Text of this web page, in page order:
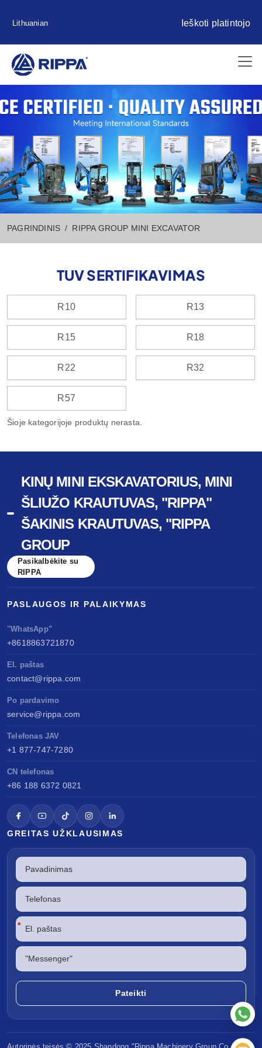
Lithuanian Ieškoti platintojo
PAGRINDINIS RIPPA GROUP MINI EXCAVATOR
TUV SERTIFIKAVIMAS
R10 R13
R15 R18
R22 R32
R57
Šioje kategorijoje produktų nerasta.
KINŲ MINI EKSKAVATORIUS, MINI
ŠLIUŽO KRAUTUVAS, "RIPPA"
ŠAKINIS KRAUTUVAS, "RIPPA
GROUP
Pasikalbėkite su
RIPPA
PASLAUGOS IR PALAIKYMAS
"WhatsApp"
+8618863721870
El. paštas
contact@rippa.com
Po pardavimo
service@rippa.com
Telefonas JAV
+1 877-747-7280
CN telefonas
+86 188 6372 0821
GREITAS UŽKLAUSIMAS
*